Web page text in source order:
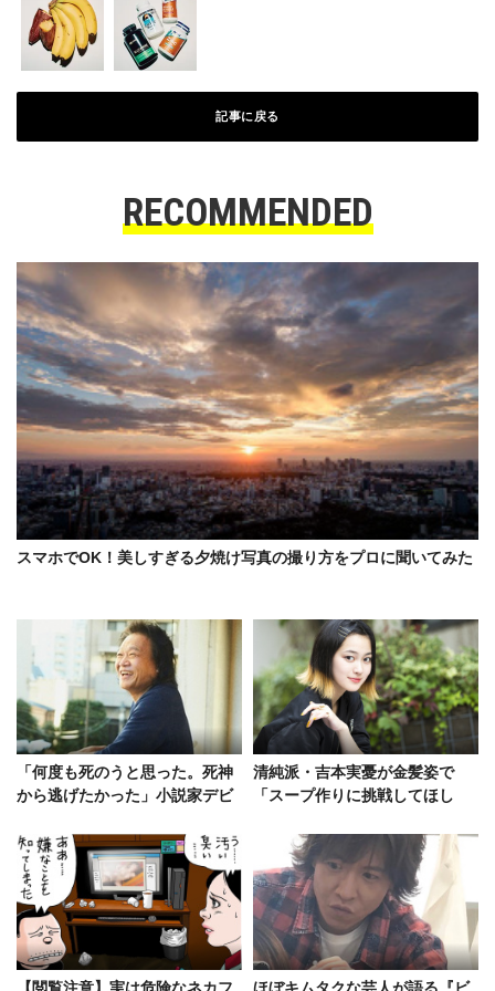
記事に戻る
RECOMMENDED
スマホでOK！美しすぎる夕焼け写真の撮り方をプロに聞いてみた
「何度も死のうと思った。死神
から逃げたかった」小説家デビ
去と今
清純派・吉本実憂が金髪姿で
「スープ作りに挑戦してほし
【閲覧注意】実は危険なネカフ ほぼキムタクな芸人が語る『ビ